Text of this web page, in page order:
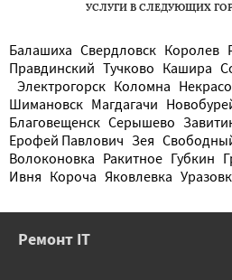
УСЛУГИ В СЛЕДУЮЩИХ
Балашиха Свердловск Королев
Правдинский Тучково Кашира
Электрогорск Коломна
Шимановск Магдагачи
Благовещенск Серышево
Ерофей Павлович Зея
Волоконовка Ракитное Губкин
Ивня Короча Яковлевка
Ремонт IT